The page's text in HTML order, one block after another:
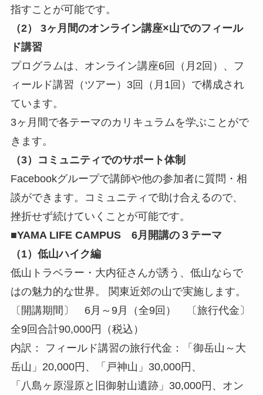
指すことが可能です。
（2） 3ヶ月間のオンライン講座×山でのフィール
ド講習
プログラムは、オンライン講座6回（月2回）、フ
ィールド講習（ツアー）3回（月1回）で構成され
ています。
3ヶ月間で各テーマのカリキュラムを学ぶことがで
きます。
（3）コミュニティでのサポート体制
Facebookグループで講師や他の参加者に質問・相
談ができます。コミュニティで助け合えるので、
挫折せず続けていくことが可能です。
■YAMA LIFE CAMPUS 6月開講の３テーマ
（1）低山ハイク編
低山トラベラー・大内征さんが誘う、低山ならで
はの魅力的な世界。 関東近郊の山で実施します。
〔開講期間〕 6月～9月（全9回） 〔旅行代金〕
全9回合計90,000円（税込）
内訳： フィールド講習の旅行代金：「御岳山～大
岳山」20,000円、「戸神山」30,000円、
「八島ヶ原湿原と旧御射山遺跡」30,000円、オン